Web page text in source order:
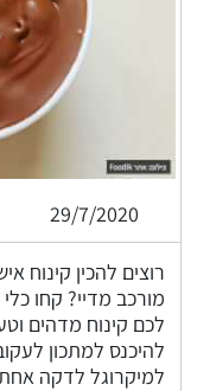
29/7/2020
רוצים להכין קינוח
מורכב מדיי? קחו
לכם קינוח מדהים
להיכנס למתכון
למיקרוגל לדקה